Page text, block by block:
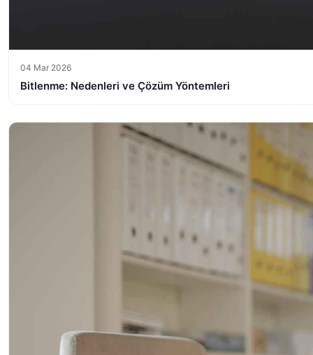
04 Mar 2026
Bitlenme: Nedenleri ve Çözüm Yöntemleri